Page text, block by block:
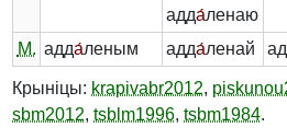
адда́ленаю
М. адда́леным адда́ленай
Крыніцы: krapivabr2012,
sbm2012, tsblm1996, tsbm1984.